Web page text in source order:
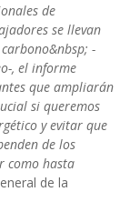
de
se llevan
-
, el informe
que ampliarán
si queremos
y evitar que
de los
como hasta
de la